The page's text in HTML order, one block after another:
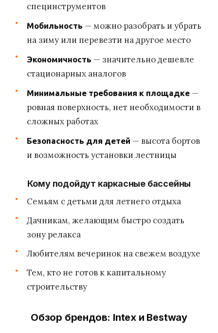
специнструментов
Мобильность — можно разобрать и убрать
на зиму или перевезти на другое место
Экономичность — значительно дешевле
стационарных аналогов
Минимальные требования к площадке—
ровная поверхность, нет необходимости в
сложных работах
Безопасность для детей — высота бортов
и возможность установки лестницы
Кому подойдут каркасные бассейны
Семьям с детьми для летнего отдыха
Дачникам, желающим быстро создать
зону релакса
Любителям вечеринок на свежем воздухе
Тем, кто не готов к капитальному
строительству
Обзор брендов: Intex и Bestway